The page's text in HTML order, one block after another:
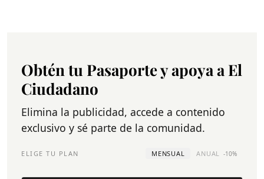
Obtén tu Pasaporte y apoya a El
Ciudadano
Elimina la publicidad, accede a contenido
exclusivo y sé parte de la comunidad.
ELIGE TU PLAN MENSUAL ANUAL -10%